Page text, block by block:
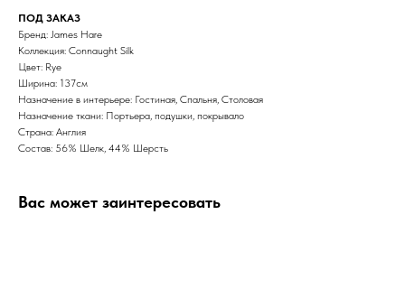
ПОД ЗАКАЗ
Бренд: James Hare
Коллекция: Connaught Silk
Цвет: Rye
Ширина: 137cм
Назначение в интерьере: Гостиная, Спальня, Столовая
Назначение ткани: Портьера, подушки, покрывало
Страна: Англия
Состав: 56% Шелк, 44% Шерсть
Вас может заинтересовать